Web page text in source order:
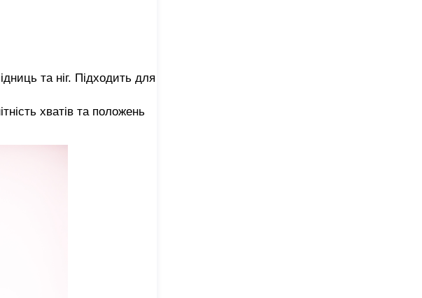
та ніг. Підходить для
хватів та положень